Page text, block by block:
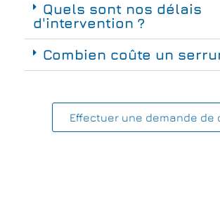
Quels sont nos délais
d'intervention ?
Combien coûte un
Effectuer une demande de